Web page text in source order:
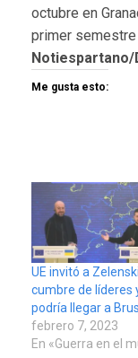
octubre en
primer semestre
Notiespartano/
Me gusta esto:
UE invitó a
cumbre de líderes
podría llegar a
febrero 7, 2023
En «Guerra en el